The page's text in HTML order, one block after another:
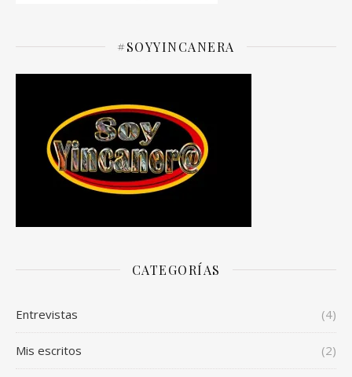
#SOYYINCANERA
CATEGORÍAS
Entrevistas (4)
Mis escritos (2)